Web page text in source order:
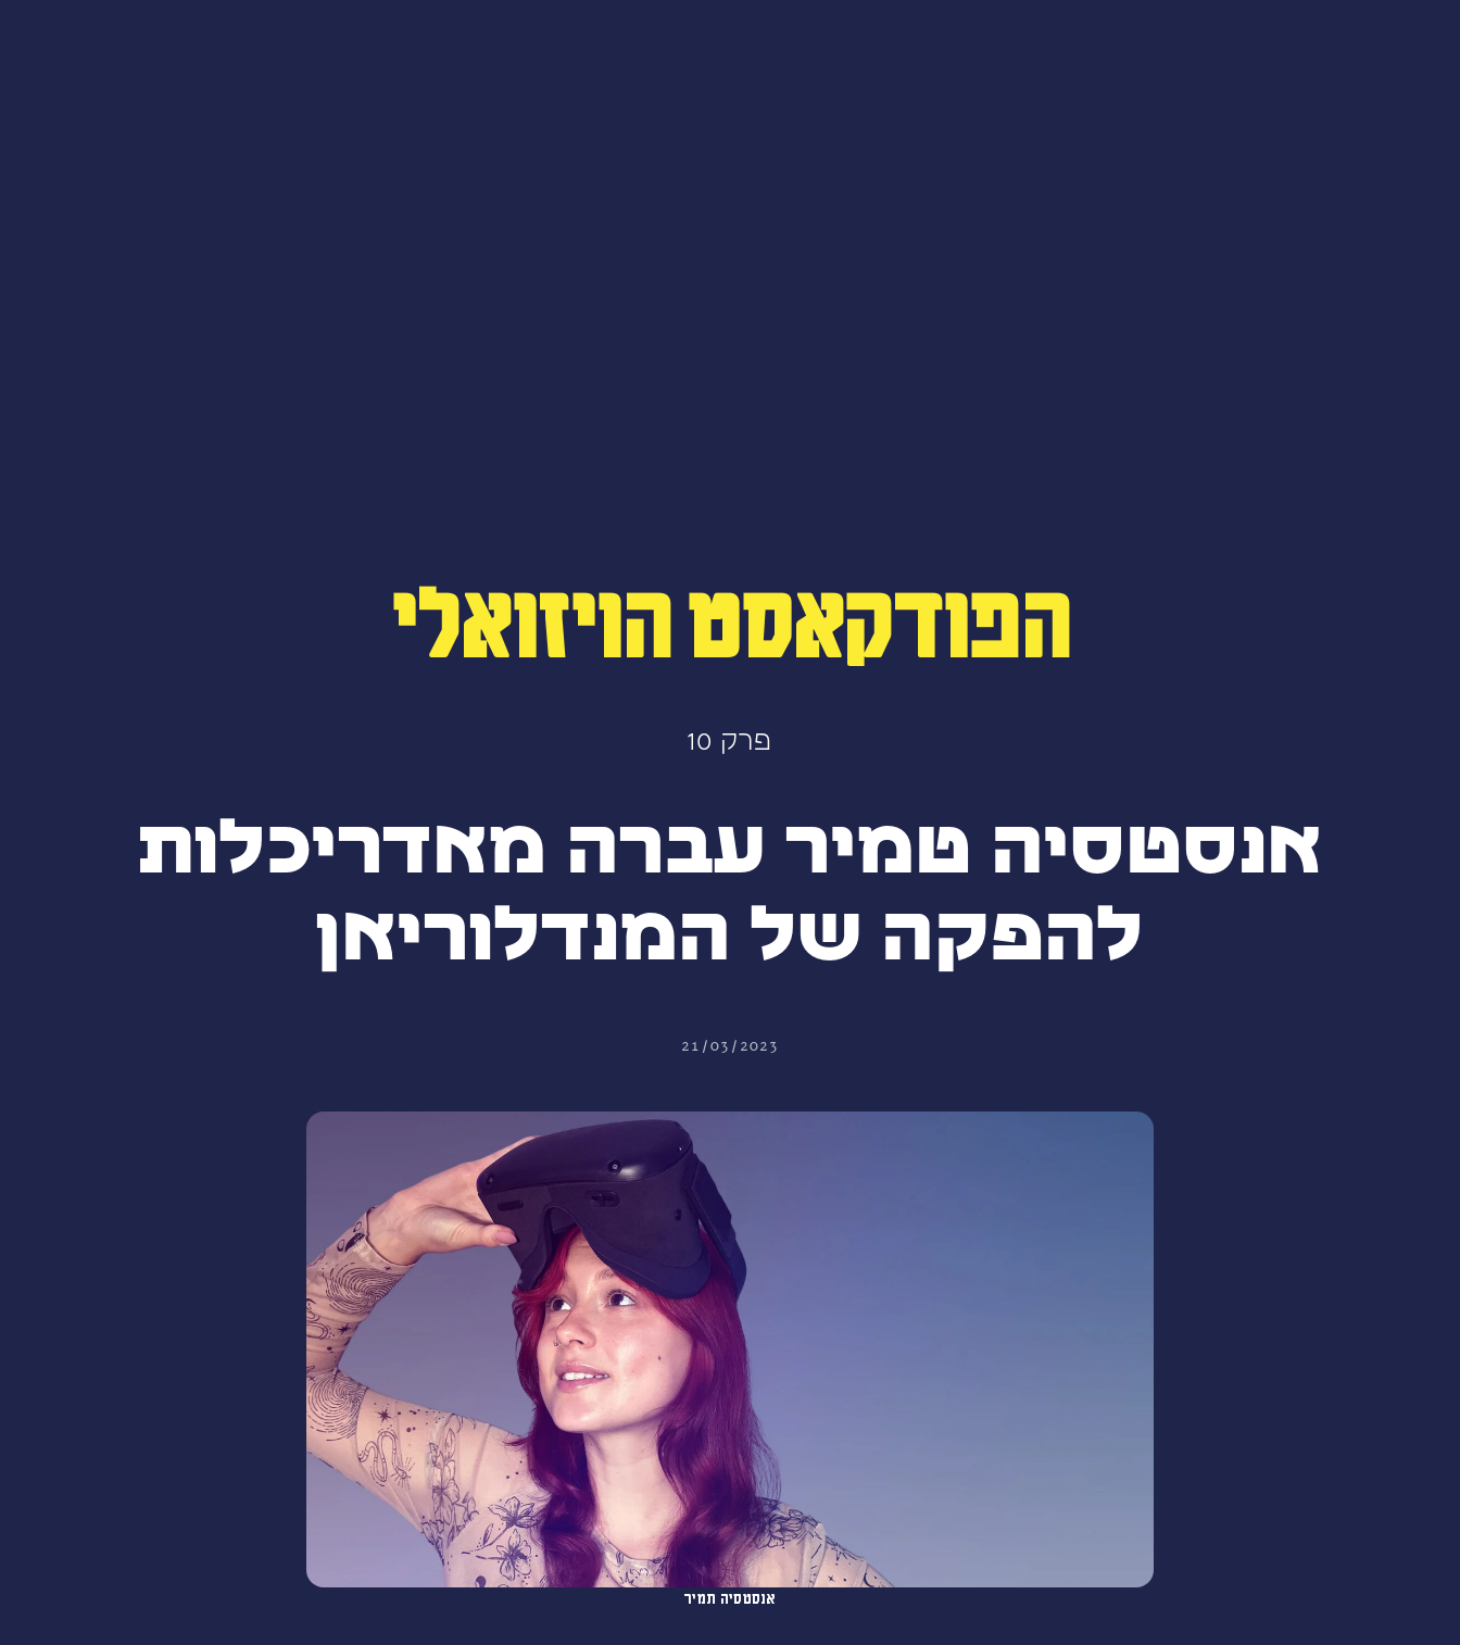
הפודקאסט הויזואלי
פרק 10
אנסטסיה טמיר עברה מאדריכלות
להפקה של המנדלוריאן
21/03/2023
אנסטסיה תמיר